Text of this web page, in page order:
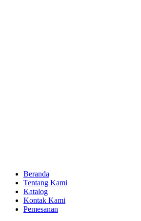
Beranda
Tentang Kami
Katalog
Kontak Kami
Pemesanan